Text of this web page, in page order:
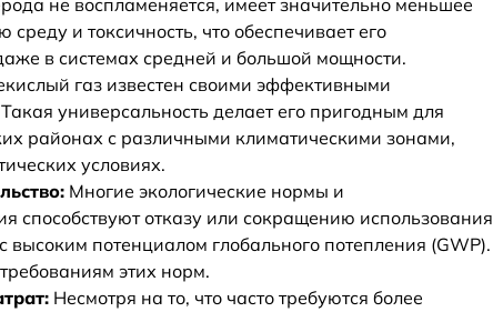
не воспламеняется, имеет значительно меньшее
и токсичность, что обеспечивает его
в системах средней и большой мощности.
газ известен своими эффективными
универсальность делает его пригодным для
районах с различными климатическими зонами,
условиях.
Многие экологические нормы и
способствуют отказу или сокращению использования
высоким потенциалом глобального потепления (GWP).
этих норм.
Несмотря на то, что часто требуются более